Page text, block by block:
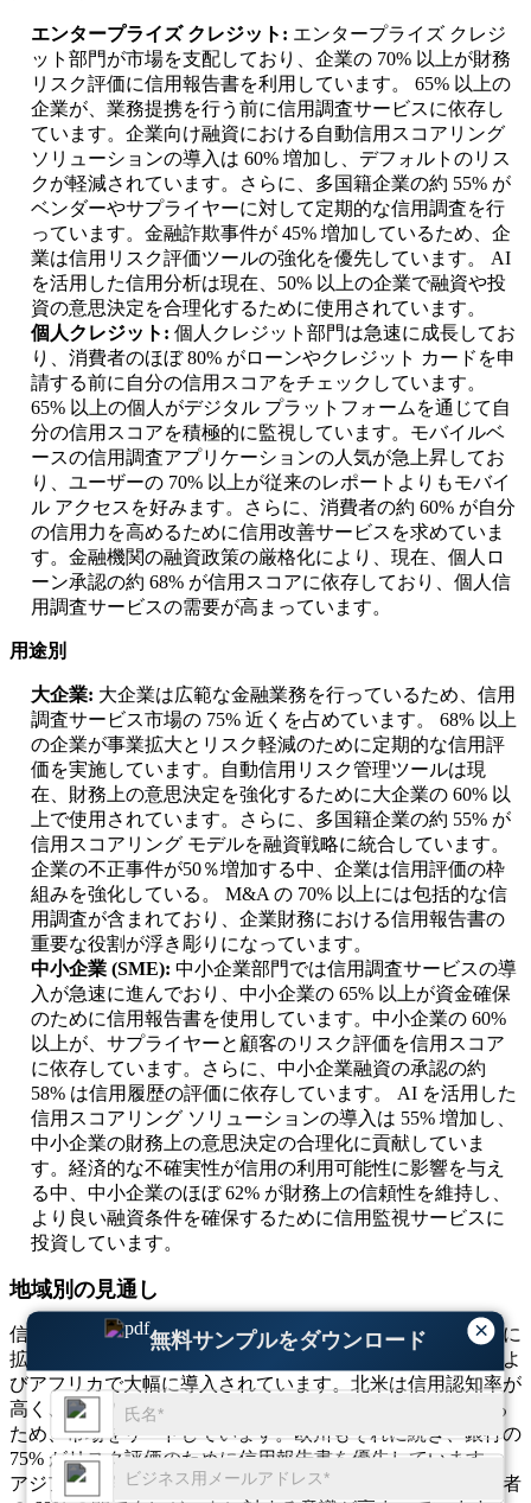
×
無料サンプルをダウンロード
エンタープライズ クレジット: エンタープライズ クレジ
ット部門が市場を支配しており、企業の 70% 以上が財務
リスク評価に信用報告書を利用しています。 65% 以上の
企業が、業務提携を行う前に信用調査サービスに依存し
ています。企業向け融資における自動信用スコアリング
ソリューションの導入は 60% 増加し、デフォルトのリス
クが軽減されています。さらに、多国籍企業の約 55% が
ベンダーやサプライヤーに対して定期的な信用調査を行
っています。金融詐欺事件が 45% 増加しているため、企
業は信用リスク評価ツールの強化を優先しています。 AI
を活用した信用分析は現在、50% 以上の企業で融資や投
資の意思決定を合理化するために使用されています。
個人クレジット: 個人クレジット部門は急速に成長してお
り、消費者のほぼ 80% がローンやクレジット カードを申
請する前に自分の信用スコアをチェックしています。
65% 以上の個人がデジタル プラットフォームを通じて自
分の信用スコアを積極的に監視しています。モバイルベ
ースの信用調査アプリケーションの人気が急上昇してお
り、ユーザーの 70% 以上が従来のレポートよりもモバイ
ル アクセスを好みます。さらに、消費者の約 60% が自分
の信用力を高めるために信用改善サービスを求めていま
す。金融機関の融資政策の厳格化により、現在、個人ロ
ーン承認の約 68% が信用スコアに依存しており、個人信
用調査サービスの需要が高まっています。
用途別
大企業: 大企業は広範な金融業務を行っているため、信用
調査サービス市場の 75% 近くを占めています。 68% 以上
の企業が事業拡大とリスク軽減のために定期的な信用評
価を実施しています。自動信用リスク管理ツールは現
在、財務上の意思決定を強化するために大企業の 60% 以
上で使用されています。さらに、多国籍企業の約 55% が
信用スコアリング モデルを融資戦略に統合しています。
企業の不正事件が50％増加する中、企業は信用評価の枠
組みを強化している。 M&A の 70% 以上には包括的な信
用調査が含まれており、企業財務における信用報告書の
重要な役割が浮き彫りになっています。
中小企業 (SME): 中小企業部門では信用調査サービスの導
入が急速に進んでおり、中小企業の 65% 以上が資金確保
のために信用報告書を使用しています。中小企業の 60%
以上が、サプライヤーと顧客のリスク評価を信用スコア
に依存しています。さらに、中小企業融資の承認の約
58% は信用履歴の評価に依存しています。 AI を活用した
信用スコアリング ソリューションの導入は 55% 増加し、
中小企業の財務上の意思決定の合理化に貢献していま
す。経済的な不確実性が信用の利用可能性に影響を与え
る中、中小企業のほぼ 62% が財務上の信頼性を維持し、
より良い融資条件を確保するために信用監視サービスに
投資しています。
地域別の見通し
信用スコア、信用報告書、信用調査サービス市場は世界的に
拡大しており、北米、ヨーロッパ、アジア太平洋、中東およ
びアフリカで大幅に導入されています。北米は信用認知率が
高く、成人の 80% 以上が自分の信用スコアを追跡している
ため、市場をリードしています。欧州もそれに続き、銀行の
75% がリスク評価のために信用報告書を優先しています。
アジア太平洋地域は高成長地域として台頭しており、消費者